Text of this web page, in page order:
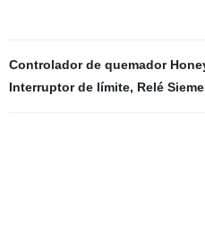
Controlador de quemador
Interruptor de límite, Relé